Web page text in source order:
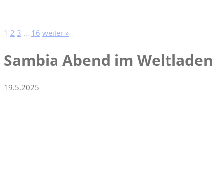
1 2 3 … 16 weiter »
Sambia Abend im Weltladen
19.5.2025